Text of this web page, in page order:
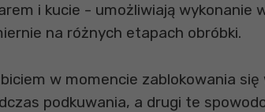
i kucie - umożliwiają wykonanie
na różnych etapach obróbki.
w momencie zablokowania się
podkuwania, a drugi te